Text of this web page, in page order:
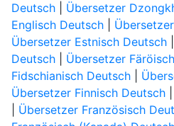
Deutsch| Übersetzer
Englisch Deutsch|
Übersetzer Estnisch Deutsch|
Deutsch| Übersetzer
Fidschianisch Deutsch|
Übersetzer Finnisch Deutsch|
Übersetzer Französisch